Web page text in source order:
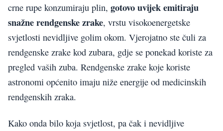
crne rupe konzumiraju plin, gotovo uvijek emitiraju
snažne rendgenske zrake, vrstu visokoenergetske
svjetlosti nevidljive golim okom. Vjerojatno ste čuli za
rendgenske zrake kod zubara, gdje se ponekad koriste za
pregled vaših zuba. Rendgenske zrake koje koriste
astronomi općenito imaju niže energije od medicinskih
rendgenskih zraka.
Kako onda bilo koja svjetlost, pa čak i nevidljive